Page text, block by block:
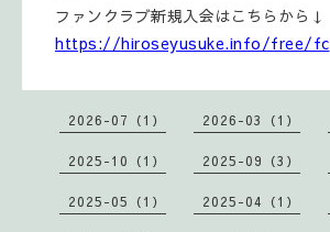
ファンクラブ新規入会はこちらから↓
https://hiroseyusuke.info/free/fc
2026-07（1） 2026-03（1）
2025-10（1） 2025-09（3）
2025-05（1） 2025-04（1）